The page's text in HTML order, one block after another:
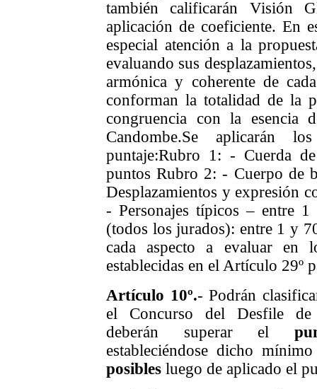
también calificarán Visión
aplicación de coeficiente. En
especial atención a la
evaluando sus
armónica y coherente de
conforman la totalidad de la
congruencia con la esencia
Candombe.Se aplicarán
puntaje:Rubro 1: - Cuerda
puntosRubro 2: - Cuerpo de
Desplazamientos y expresión
- Personajes típicos – entre
(todos los jurados): entre 1 y
cada aspecto a evaluar
establecidas en el Artículo 29º
Artículo 10º.- Podrán
el Concurso del Desfile de
deberán superar el
estableciéndose dicho
posibles luego de aplicado el